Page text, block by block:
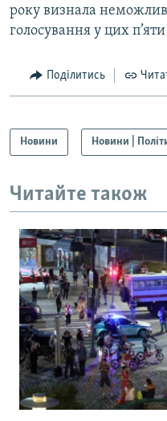
року визнала
голосування у цих
Поділитись
Новини Новини |
Читайте також